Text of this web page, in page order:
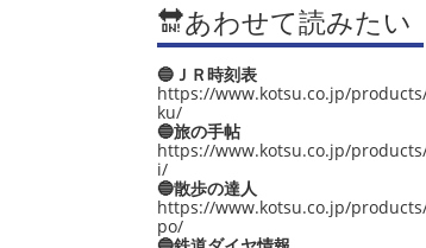
🔛あわせて読みたい
🔵ＪＲ時刻表
https://www.kotsu.co.jp/
ku/
🔵旅の手帖
https://www.kotsu.co.jp/
i/
🔵散歩の達人
https://www.kotsu.co.jp/
po/